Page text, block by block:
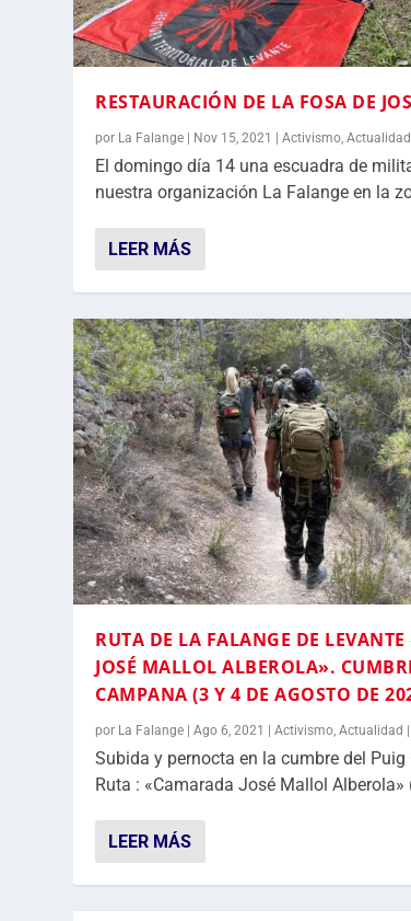
RESTAURACIÓN DE LA FOSA DE
por La Falange | Nov 15, 2021 |Activismo ,Actualidad
El domingo día 14 una escuadra de
nuestra organización La Falange en la
LEER MÁS
RUTA DE LA FALANGE DE
JOSÉ MALLOL ALBEROLA».
CAMPANA (3 Y 4 DE AGOSTO DE
por La Falange |Ago 6, 2021 |Activismo,Actualidad
Subida y pernocta en la cumbre del Puig
Ruta : «Camarada José Mallol Alberola»
LEER MÁS